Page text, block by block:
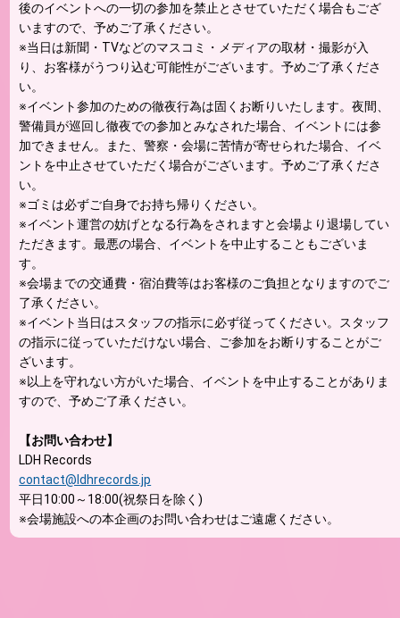
後のイベントへの一切の参加を禁止とさせていただく場合もござ
いますので、予めご了承ください。
※当日は新聞・TVなどのマスコミ・メディアの取材・撮影が入
り、お客様がうつり込む可能性がございます。予めご了承くださ
い。
※イベント参加のための徹夜行為は固くお断りいたします。夜間、
警備員が巡回し徹夜での参加とみなされた場合、イベントには参
加できません。また、警察・会場に苦情が寄せられた場合、イベ
ントを中止させていただく場合がございます。予めご了承くださ
い。
※ゴミは必ずご自身でお持ち帰りください。
※イベント運営の妨げとなる行為をされますと会場より退場してい
ただきます。最悪の場合、イベントを中止することもございま
す。
※会場までの交通費・宿泊費等はお客様のご負担となりますのでご
了承ください。
※イベント当日はスタッフの指示に必ず従ってください。スタッフ
の指示に従っていただけない場合、ご参加をお断りすることがご
ざいます。
※以上を守れない方がいた場合、イベントを中止することがありま
すので、予めご了承ください。
【お問い合わせ】
LDH Records
contact@ldhrecords.jp
平日10:00～18:00(祝祭日を除く)
※会場施設への本企画のお問い合わせはご遠慮ください。